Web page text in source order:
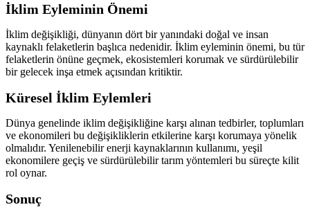
İklim Eyleminin Önemi
İklim değişikliği, dünyanın dört bir yanındaki doğal ve insan
kaynaklı felaketlerin başlıca nedenidir. İklim eyleminin önemi, bu tür
felaketlerin önüne geçmek, ekosistemleri korumak ve sürdürülebilir
bir gelecek inşa etmek açısından kritiktir.
Küresel İklim Eylemleri
Dünya genelinde iklim değişikliğine karşı alınan tedbirler, toplumları
ve ekonomileri bu değişikliklerin etkilerine karşı korumaya yönelik
olmalıdır. Yenilenebilir enerji kaynaklarının kullanımı, yeşil
ekonomilere geçiş ve sürdürülebilir tarım yöntemleri bu süreçte kilit
rol oynar.
Sonuç